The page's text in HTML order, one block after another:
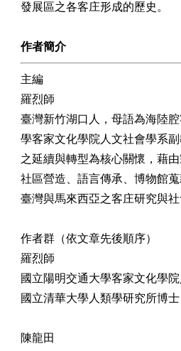
發展區之各客庄形成的歷史。
作者簡介
主編
羅烈師
臺灣新竹湖口人，母語為海陸
學客家文化學院人文社會學系
之延續與轉型為核心關懷，藉
社區營造、語言傳承、博物館
臺灣與馬來西亞之客庄研究與社
作者群（依文章先後順序）
羅烈師
國立陽明交通大學客家文化學
國立清華大學人類學研究所博士
陳龍田